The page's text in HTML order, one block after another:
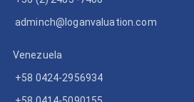
adminch@loganvaluation.com
Venezuela
+58 0424-2956934